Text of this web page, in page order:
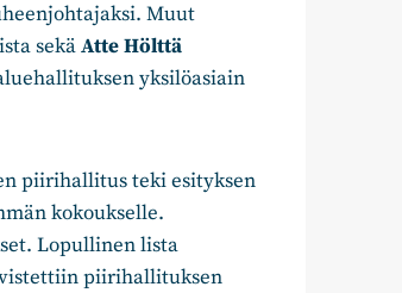
Muut
sekäAtte Hölttä
yksilöasiain
piirihallitus teki esityksen
kokoukselle.
Lopullinen lista
piirihallituksen